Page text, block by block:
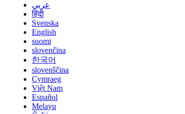
عربي
हिंदी
Svenska
English
suomi
slovenčina
한국어
slovenščina
Cymraeg
Việt Nam
Español
Melayu